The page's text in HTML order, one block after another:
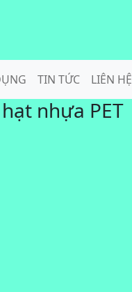
TIN TỨC LIÊN HỆ
nhựa PET